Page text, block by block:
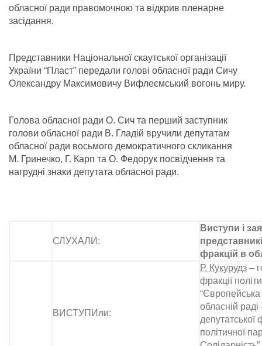
обласної ради правомочною та відкрив пленарне
засідання.
Представники Національної скаутської організації
України “Пласт” передали голові обласної ради Сичу
Олександру Максимовичу Вифлеємський вогонь миру.
Голова обласної ради О. Сич та перший заступник
голови обласної ради В. Гладій вручили депутатам
обласної ради восьмого демократичного скликання
М. Гринечко, Г. Карп та О. Федорук посвідчення та
нагрудні знаки депутата обласної ради.
СЛУХАЛИ:
Виступи і
фракцій в
ВИСТУПИли:
Р. Кукурудз –
фракції
“Європейська
обласній
депутатської
політичної